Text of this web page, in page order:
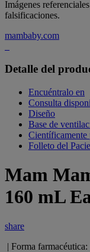
Imágenes
falsificaciones.
mambaby.com
Detalle del
Encuéntralo en
Consulta
Diseño
Base de
Científicamente
Folleto del
Mam
160 mL
share
| Forma